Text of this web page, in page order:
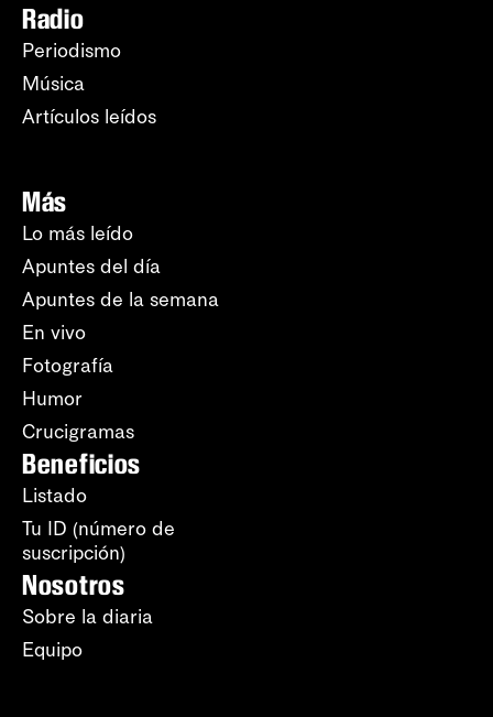
Radio
Periodismo
Música
Artículos leídos
Más
Lo más leído
Apuntes del día
Apuntes de la semana
En vivo
Fotografía
Humor
Crucigramas
Beneficios
Listado
Tu ID (número de
suscripción)
Nosotros
Sobre la diaria
Equipo